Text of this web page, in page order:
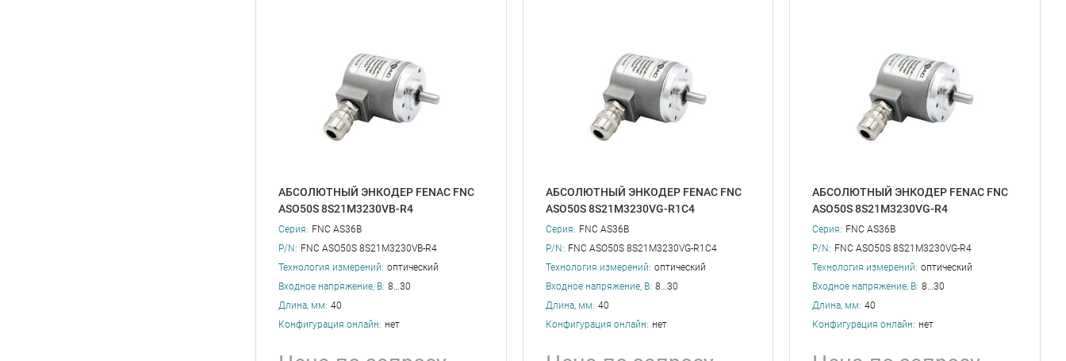
АБСОЛЮТНЫЙ ЭНКОДЕР FENAC FNC
ASO50S 8S21M3230VB-R4
Серия: FNC AS36B
P/N: FNC ASO50S 8S21M3230VB-R4
Технология измерений: оптический
Входное напряжение, В: 8…30
Длина, мм: 40
Конфигурация онлайн: нет
АБСОЛЮТНЫЙ ЭНКОДЕР FENAC FNC
ASO50S 8S21M3230VG-R1C4
Серия: FNC AS36B
P/N: FNC ASO50S 8S21M3230VG-R1C4
Технология измерений: оптический
Входное напряжение, В: 8…30
Длина, мм: 40
Конфигурация онлайн: нет
АБСОЛЮТНЫЙ ЭНКОДЕР FENAC FNC
ASO50S 8S21M3230VG-R4
Серия: FNC AS36B
P/N: FNC ASO50S 8S21M3230VG-R4
Технология измерений: оптический
Входное напряжение, В: 8…30
Длина, мм: 40
Конфигурация онлайн: нет